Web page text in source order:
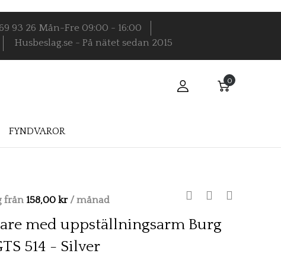
93 26 Mån-Fre 09:00 - 16:00
Husbeslag.se - På nätet sedan 2015
Varukorg
Varukorg
FYNDVAROR
från 158,00 kr/ månad
med uppställningsarm Burg
514 - Silver